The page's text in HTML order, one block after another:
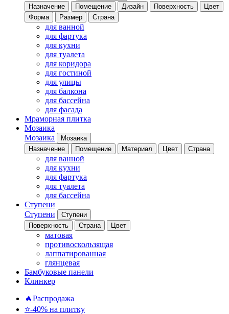
Назначение
Помещение Дизайн Поверхность
Цвет
Форма
Размер Страна
для ванной
для фартука
для кухни
для туалета
для коридора
для гостиной
для улицы
для балкона
для бассейна
для фасада
Мраморная плитка
Мозаика
Мозаика
Мозаика
Назначение
Помещение Материал Цвет Страна
для ванной
для кухни
для фартука
для туалета
для бассейна
Ступени
Ступени
Ступени
Поверхность
Страна Цвет
матовая
противоскользящая
лаппатированная
глянцевая
Бамбуковые панели
Клинкер
🔥Распродажа
⭐-40% на плитку